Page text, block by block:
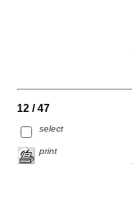
12 / 47
select
print